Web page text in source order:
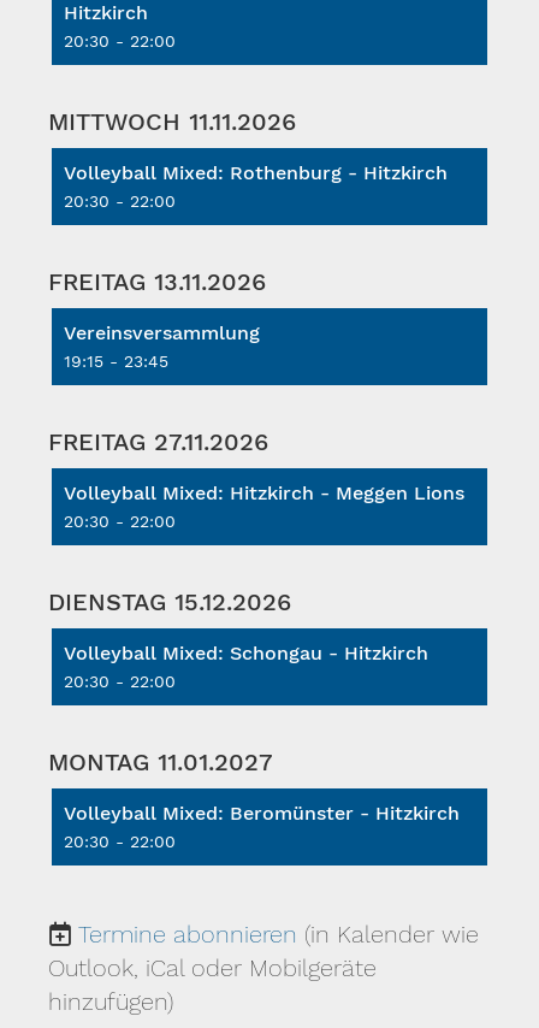
Hitzkirch
20:30 - 22:00
MITTWOCH 11.11.2026
Volleyball Mixed: Rothenburg - Hitzkirch
20:30 - 22:00
FREITAG 13.11.2026
Vereinsversammlung
19:15 - 23:45
FREITAG 27.11.2026
Volleyball Mixed: Hitzkirch - Meggen Lions
20:30 - 22:00
DIENSTAG 15.12.2026
Volleyball Mixed: Schongau - Hitzkirch
20:30 - 22:00
MONTAG 11.01.2027
Volleyball Mixed: Beromünster - Hitzkirch
20:30 - 22:00
Termine abonnieren (in Kalender wie
Outlook, iCal oder Mobilgeräte
hinzufügen)